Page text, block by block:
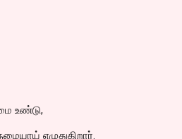
உண்டு,
எழுதுகிறார்.